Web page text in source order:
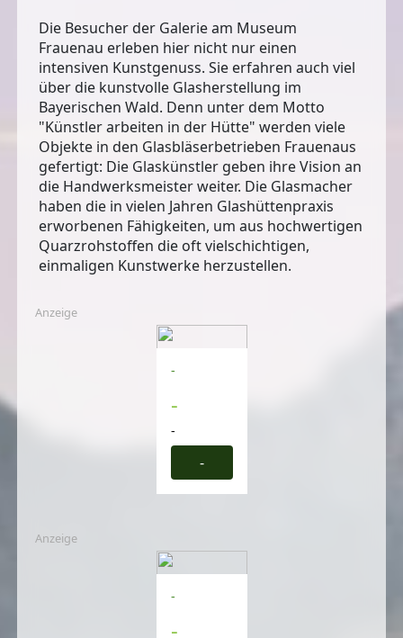
Die Besucher der Galerie am Museum
Frauenau erleben hier nicht nur einen
intensiven Kunstgenuss. Sie erfahren auch viel
über die kunstvolle Glasherstellung im
Bayerischen Wald. Denn unter dem Motto
"Künstler arbeiten in der Hütte" werden viele
Objekte in den Glasbläserbetrieben Frauenaus
gefertigt: Die Glaskünstler geben ihre Vision an
die Handwerksmeister weiter. Die Glasmacher
haben die in vielen Jahren Glashüttenpraxis
erworbenen Fähigkeiten, um aus hochwertigen
Quarzrohstoffen die oft vielschichtigen,
einmaligen Kunstwerke herzustellen.
Anzeige
-
-
-
-
Anzeige
-
-